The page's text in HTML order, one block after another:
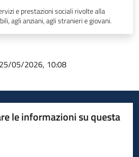
e prestazioni sociali rivolte alla
agli anziani, agli stranieri e giovani.
25/05/2026, 10:08
le informazioni su questa